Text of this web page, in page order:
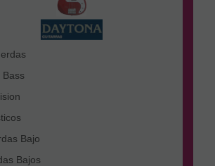
Bass
Bajo
Bajos